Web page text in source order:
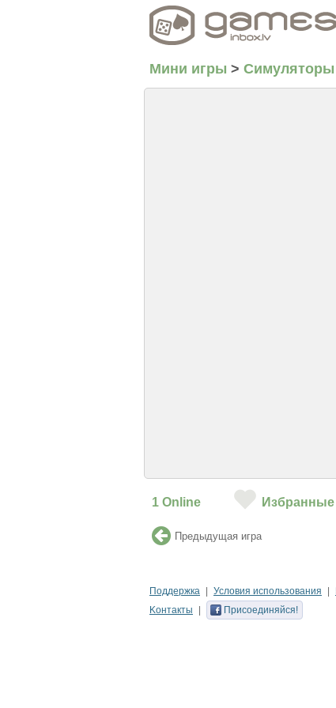
Мини игры > Симуляторы
1 Online Избранные
Предыдущая игра
Поддержка Условия использования
Kонтакты
Присоединяйся!